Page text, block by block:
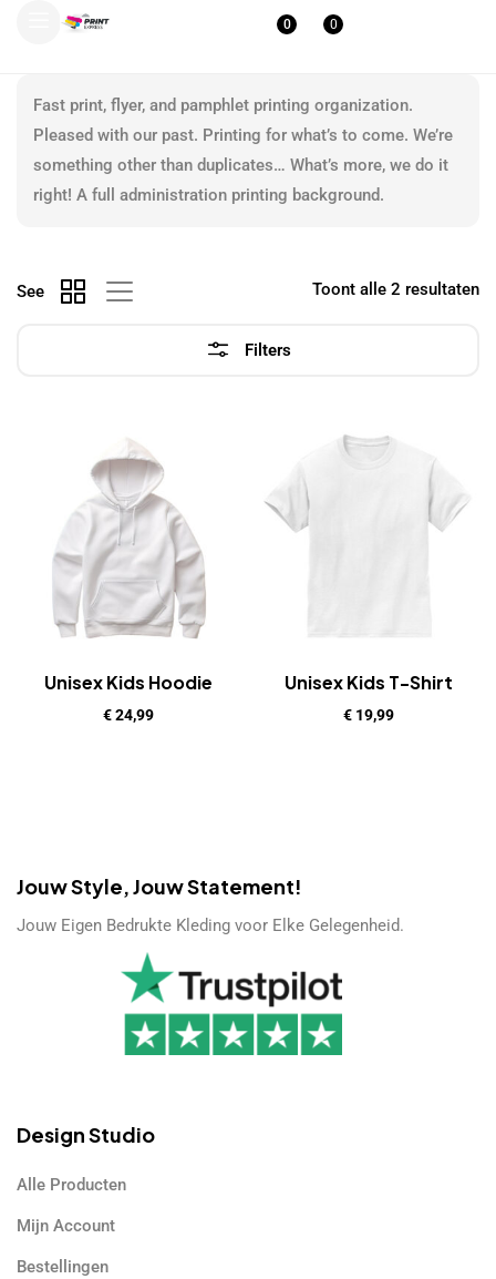
0 0
Fast print, flyer, and pamphlet printing organization.
Pleased with our past. Printing for what’s to come. We’re
something other than duplicates… What’s more, we do it
right! A full administration printing background.
Filters
Toont alle 2 resultaten
See
Unisex Kids Hoodie
€24,99
Unisex Kids T-Shirt
€19,99
Jouw Style, Jouw Statement!
Jouw Eigen Bedrukte Kleding voor Elke Gelegenheid.
Design Studio
Alle Producten
Mijn Account
Bestellingen